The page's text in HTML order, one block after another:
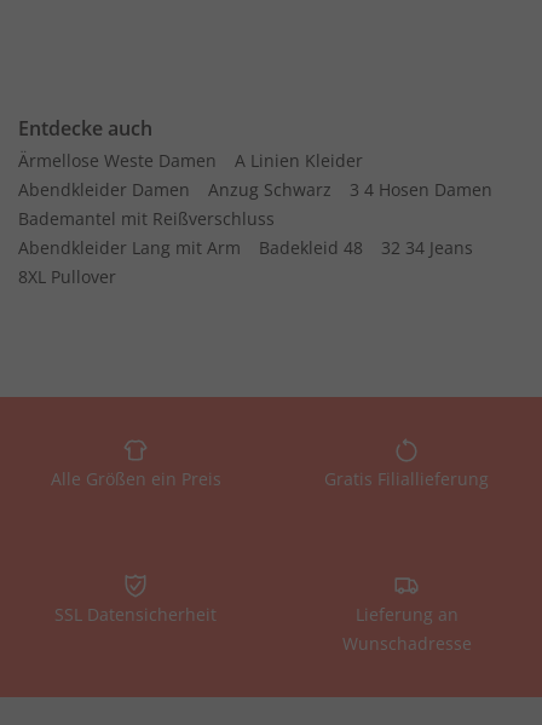
Entdecke auch
Ärmellose Weste Damen
A Linien Kleider
Abendkleider Damen
Anzug Schwarz
3 4 Hosen Damen
Bademantel mit Reißverschluss
Abendkleider Lang mit Arm
Badekleid 48
32 34 Jeans
8XL Pullover
Alle Größen ein Preis Gratis Filiallieferung
SSL Datensicherheit
Lieferung an
Wunschadresse